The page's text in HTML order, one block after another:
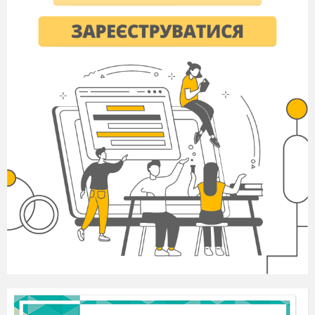
Ситуація 3“ Хокеїсти “
Татові разом з сім’єю хочеться
відпочити, наприклад, сходити на хокей.
Завдання хокеїстів – спритно
провести м’яч ключкою між кеглями. На
підлозі розставлені кеглі. Хокеїст має
провести між ними шайбу і повернутися
назад
на старт. Потім наступний. ( В цей
час звучить музика “ Боягуз не грає в
хокей” ).
Завдання для болільників
Поки команди відпочивають,
проводиться змагання для болільників.
Виконуються стрибки на скакалці.
Ситуація 4“ Місткість”
Кожен хоче допомогти мамі у
виконанні роботи по дому. А як це
робиться – зараз подивимося.
Завдання командам : збити м’ячем
.учасники естафети покажуть як